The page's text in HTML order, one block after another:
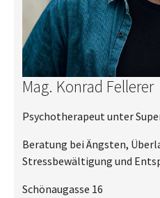
Mag. Konrad Fellerer
Psychotherapeut unter
Beratung bei Ängsten,
Stressbewältigung und
Schönaugasse 16